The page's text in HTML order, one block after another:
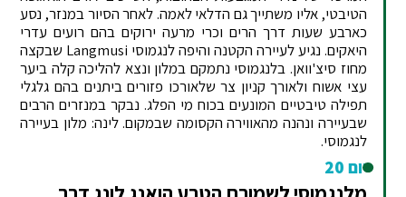
הטיבטי, אליו משתייך גם הדלאי לאמה. לאחר הסיור במנזר, נסע
כארבע שעות דרך הרים וכרי מרעה ירוקים בהם רועים עדרי
היאקים. נגיע לעיירה הקטנה והיפה לנגמוסי Langmusi שבקצה
מחוז סיצ'וואן. בלנגמוסי נתמקם במלון ונצא להליכה קלה ביער
עצי אשוח ולאורך קניון צר שלאורכו פזורים ביתנים בהם גלגלי
תפילה טיבטיים המונעים בכוח מי הפלג. נבקר במנזרים הרבים
שבעיירה ונהנה מהאווירה הקסומה שבמקום. לינה: מלון בעיירה
לנגמוסי.
יום 20